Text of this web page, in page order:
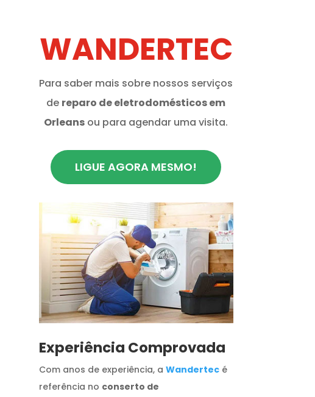
WANDERTEC
Para saber mais sobre nossos serviços
de reparo de eletrodomésticos em
Orleans ou para agendar uma visita.
LIGUE AGORA MESMO!
​Experiência Comprovada
Com anos de experiência, a Wandertecé
referência no conserto de